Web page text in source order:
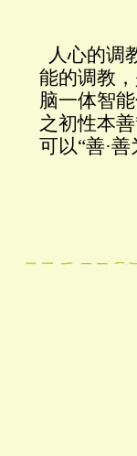
人心的调
能的调教
脑一体智
之初性本
可以“善·善